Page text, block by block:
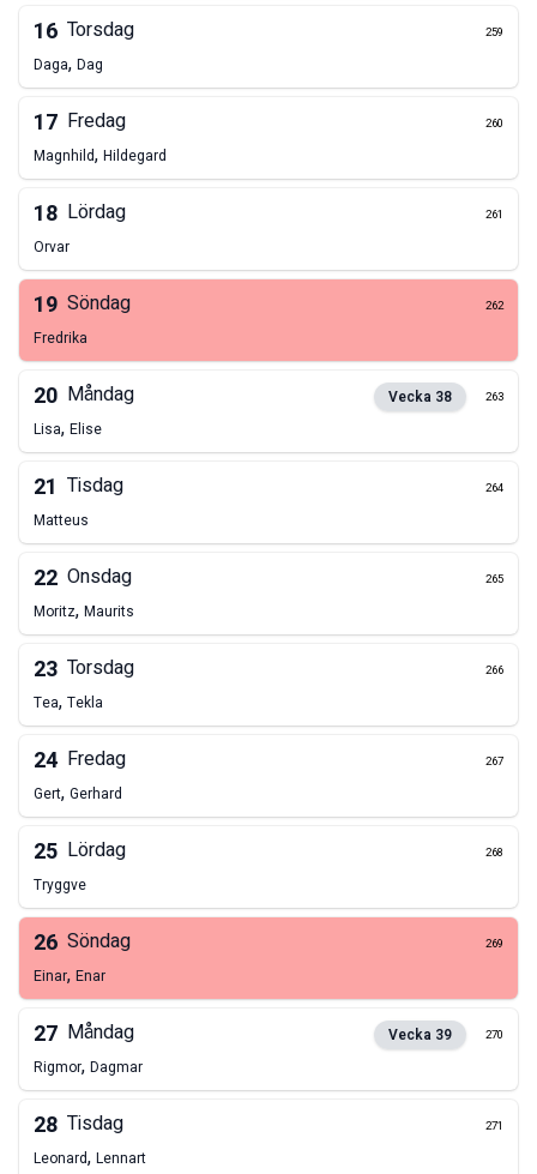
16 Torsdag 259
Daga, Dag
17 Fredag 260
Magnhild, Hildegard
18 Lördag 261
Orvar
19 Söndag 262
Fredrika
20 Måndag Vecka 38 263
Lisa, Elise
21 Tisdag 264
Matteus
22 Onsdag 265
Moritz, Maurits
23 Torsdag 266
Tea, Tekla
24 Fredag 267
Gert, Gerhard
25 Lördag 268
Tryggve
26 Söndag 269
Einar, Enar
27 Måndag Vecka 39 270
Rigmor, Dagmar
28 Tisdag 271
Leonard, Lennart